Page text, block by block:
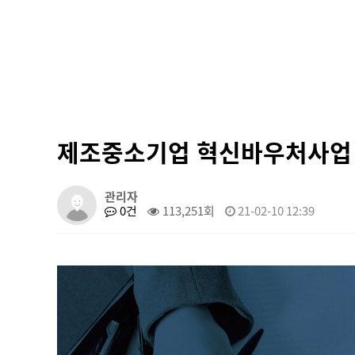
제조중소기업 혁신바우처사업
관리자
0건
113,251회 21-02-10 12:39